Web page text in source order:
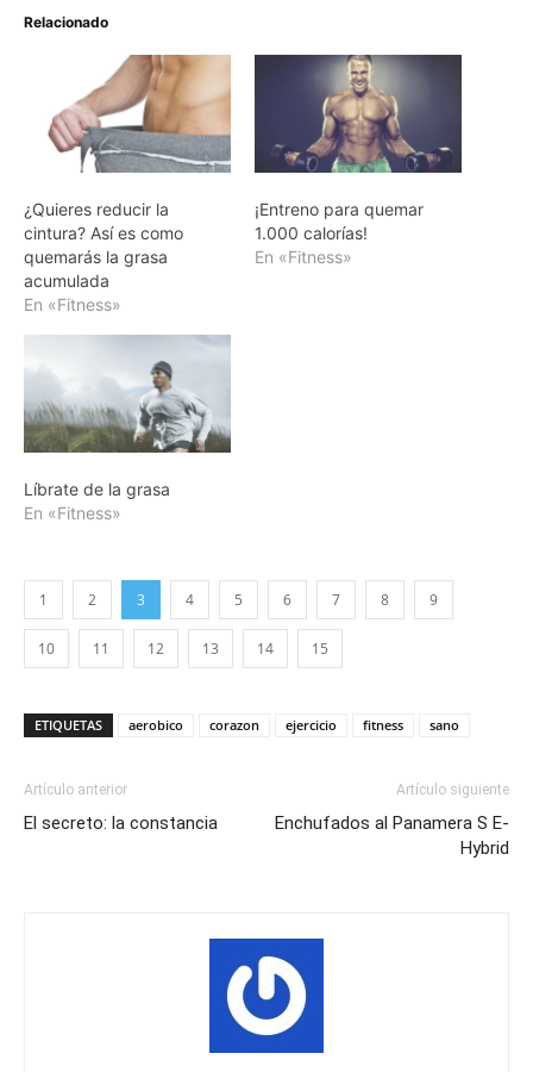
Relacionado
¿Quieres reducir la
cintura? Así es como
quemarás la grasa
acumulada
En «Fitness»
¡Entreno para quemar
1.000 calorías!
En «Fitness»
Líbrate de la grasa
En «Fitness»
1 2 3 4 5 6 7 8 9
10 11 12 13 14 15
ETIQUETAS aerobico corazon ejercicio fitness sano
Artículo anterior
El secreto: la constancia
Artículo siguiente
Enchufados al Panamera S E-
Hybrid